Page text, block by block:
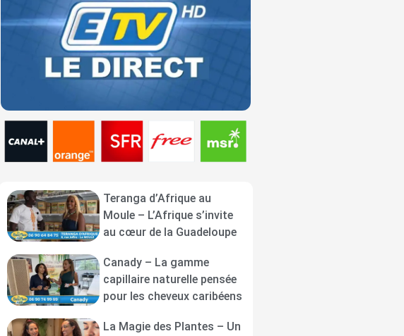
Teranga d’Afrique au
Moule – L’Afrique s’invite
au cœur de la Guadeloupe
Canady – La gamme
capillaire naturelle pensée
pour les cheveux caribéens
La Magie des Plantes – Un